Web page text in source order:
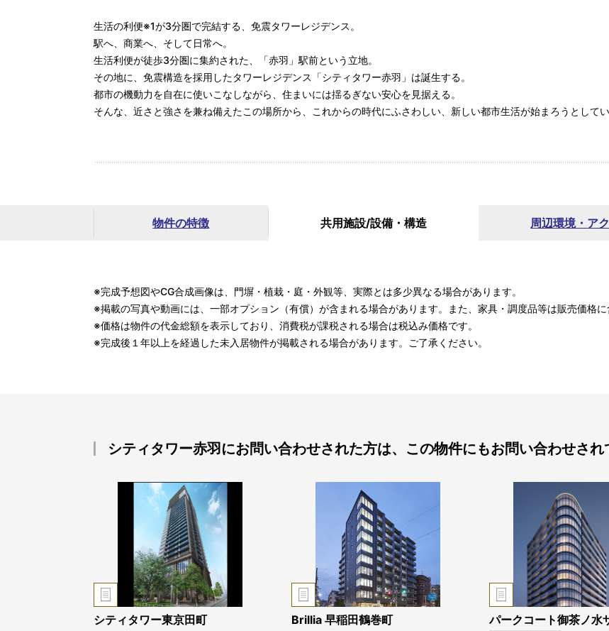
生活の利便※1が3分圏で完結する、免震タワーレジデンス。
駅へ、商業へ、そして日常へ。
生活利便が徒歩3分圏に集約された、「赤羽」駅前という立地。
その地に、免震構造を採用したタワーレジデンス「シティタワー赤羽」は誕生する。
都市の機動力を自在に使いこなしながら、住まいには揺るぎない安心を見据える。
そんな、近さと強さを兼ね備えたこの場所から、これからの時代にふさわしい、新しい都市生活が始まろうとしてい
物件の特徴 共用施設/設備・構造 周辺環境・ ア
※完成予想図やCG合成画像は、門塀・植栽・庭・外観等、実際とは多少異なる場合があります。
※掲載の写真や動画には、一部オプション（有償）が含まれる場合があります。また、家具・調度品等は販売価格に
※価格は物件の代金総額を表示しており、消費税が課税される場合は税込み価格です。
※完成後１年以上を経過した未入居物件が掲載される場合があります。ご了承ください。
シティタワー赤羽にお問い合わせされた方は、この物件にもお問い合わせされ
シティタワー東京田町 Brillia 早稲田鶴巻町 パークコート御茶ノ水